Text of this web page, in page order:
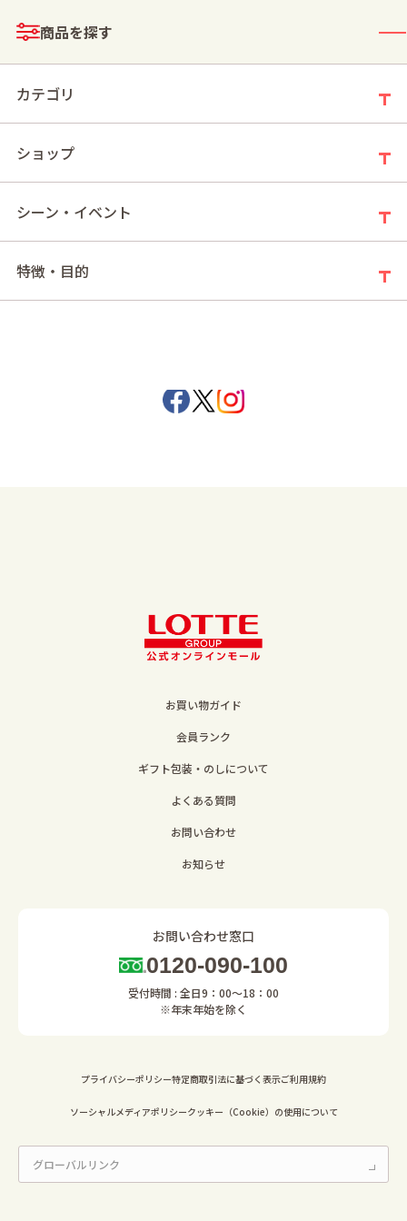
ベアーズコレクション(2026ホワイトデー)
商品を探す
カテゴリ
ショップ
シーン・イベント
特徴・目的
お買い物ガイド
会員ランク
ギフト包装・のしについて
よくある質問
お問い合わせ
お知らせ
お問い合わせ窓口
0120-090-100
受付時間 : 全日9：00～18：00
※年末年始を除く
プライバシーポリシー特定商取引法に基づく表示ご利用規約
ソーシャルメディアポリシークッキー（Cookie）の使用について